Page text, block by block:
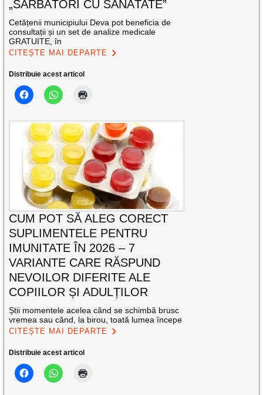
„SĂRBĂTORI CU SĂNĂTATE”
Cetățenii municipiului Deva pot beneficia de
consultații și un set de analize medicale
GRATUITE, în
CITEȘTE MAI DEPARTE
Distribuie acest articol
CUM POT SĂ ALEG CORECT
SUPLIMENTELE PENTRU
IMUNITATE ÎN 2026 – 7
VARIANTE CARE RĂSPUND
NEVOILOR DIFERITE ALE
COPIILOR ȘI ADULȚILOR
Știi momentele acelea când se schimbă brusc
vremea sau când, la birou, toată lumea începe
CITEȘTE MAI DEPARTE
Distribuie acest articol